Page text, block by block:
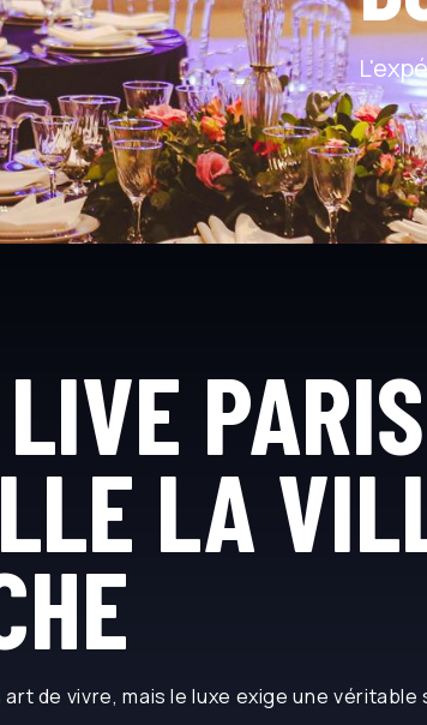
LA
de vivre, mais le luxe exige une véritable